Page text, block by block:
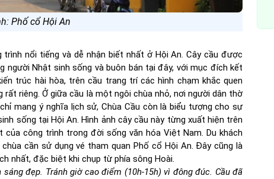
Phố cổ Hội An
trình nổi tiếng và dễ nhận biết nhất ở Hội An. Cây cầu được
người Nhật sinh sống và buôn bán tại đây, với mục đích kết
trúc hài hòa, trên cầu trang trí các hình chạm khắc quen
riêng. Ở giữa cầu là một ngôi chùa nhỏ, nơi người dân thờ
mang ý nghĩa lịch sử, Chùa Cầu còn là biểu tượng cho sự
sống tại Hội An. Hình ảnh cây cầu này từng xuất hiện trên
công trình trong đời sống văn hóa Việt Nam. Du khách
cần sử dụng vé tham quan Phố cổ Hội An. Đây cũng là
nhất, đặc biệt khi chụp từ phía sông Hoài.
đẹp. Tránh giờ cao điểm (10h-15h) vì đông đúc. Cầu đã